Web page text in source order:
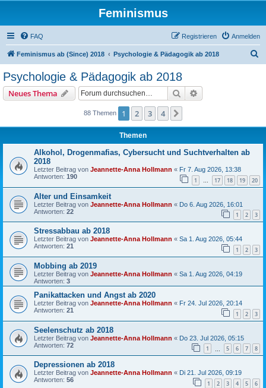
Feminismus
FAQ Anmelden
Registrieren
Feminismus ab (Since) 2018 Psychologie & Pädagogik ab 2018
Psychologie & Pädagogik ab 2018
Neues Thema Suche
88 Themen 1 2 3 4
Themen
Alkohol, Drogenmafias, Cybersucht und Suchtverhalten ab
2018
Letzter Beitrag von Jeannette-Anna Hollmann « Fr 7. Aug 2026, 13:38
Antworten: 190 1 … 17 18 19 20
Alter und Einsamkeit
Letzter Beitrag von Jeannette-Anna Hollmann « Do 6. Aug 2026, 16:01
Antworten: 22 1 2 3
Stressabbau ab 2018
Letzter Beitrag von Jeannette-Anna Hollmann « Sa 1. Aug 2026, 05:44
Antworten: 21 1 2 3
Mobbing ab 2019
Letzter Beitrag von Jeannette-Anna Hollmann « Sa 1. Aug 2026, 04:19
Antworten: 3
Panikattacken und Angst ab 2020
Letzter Beitrag von Jeannette-Anna Hollmann « Fr 24. Jul 2026, 20:14
Antworten: 21 1 2 3
Seelenschutz ab 2018
Letzter Beitrag von Jeannette-Anna Hollmann « Do 23. Jul 2026, 05:15
Antworten: 72 1 5 6 7 8
Depressionen ab 2018
Letzter Beitrag von Jeannette-Anna Hollmann « Di 21. Jul 2026, 09:19
Antworten: 56 1 2 3 4 5 6